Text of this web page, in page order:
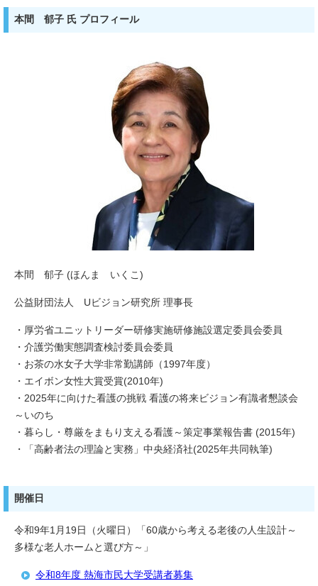
本間 郁子 氏 プロフィール
本間 郁子 (ほんま いくこ)
公益財団法人 Uビジョン研究所 理事長
・厚労省ユニットリーダー研修実施研修施設選定委員会委員
・介護労働実態調査検討委員会委員
・お茶の水女子大学非常勤講師（1997年度）
・エイボン女性大賞受賞(2010年)
・2025年に向けた看護の挑戦 看護の将来ビジョン有識者懇談会
～いのち
・暮らし・尊厳をまもり支える看護～策定事業報告書 (2015年)
・「高齢者法の理論と実務」中央経済社(2025年共同執筆)
開催日
令和9年1月19日（火曜日）「60歳から考える老後の人生設計～
多様な老人ホームと選び方～」
令和8年度 熱海市民大学受講者募集